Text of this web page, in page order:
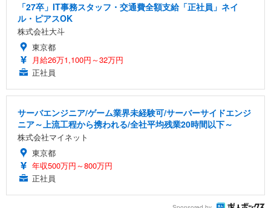
「27卒」IT事務スタッフ・交通費全額支給「正社員」ネイ
ル・ピアスOK
株式会社大斗
東京都
月給26万1,100円～32万円
正社員
サーバエンジニア/ゲーム業界未経験可/サーバーサイドエンジ
ニア～上流工程から携われる/全社平均残業20時間以下～
株式会社マイネット
東京都
年収500万円～800万円
正社員